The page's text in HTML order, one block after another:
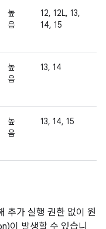
높
음
12, 12L, 13,
14, 15
높
음
13, 14
높
음
13, 14, 15
추가 실행 권한 없이 원
이 발생할 수 있습니